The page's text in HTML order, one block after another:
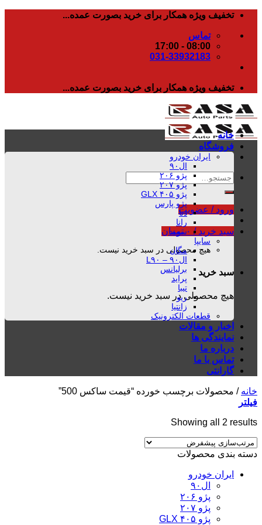
رفتن
محتوا
تخفیف ویژه همکار برای خرید بصورت عمده...
تماس
08:00 - 17:00
031-33932183
تخفیف ویژه همکار برای خرید بصورت عمده...
جستجو
ورود / عضویت
سبد خرید / ۰ تومان
هیچ محصولی در سبد خرید نیست.
سبد خرید
هیچ محصولی در سبد خرید نیست.
خانه
فروشگاه
ایران خودرو
ال۹۰
پژو ۲۰۶
پژو ۲۰۷
پژو ۴۰۵ GLX
پژو پارس
دنا
رانا
سمند
سایپا
مگان
ال۹۰ – L۹۰
برلیانس
پراید
تیبا
ریو
زانتیا
قطعات الکترونیک
اخبار و مقالات
نمایندگی ها
درباره ما
تماس با ما
گارانتی
خانه / محصولات برچسب خورده “قیمت ساکس 500”
فیلتر
Showing all 2 results
دسته بندی محصولات
ایران خودرو
ال۹۰
پژو ۲۰۶
پژو ۲۰۷
پژو ۴۰۵ GLX